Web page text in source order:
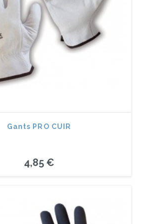
Gants PRO CUIR
4,85 €